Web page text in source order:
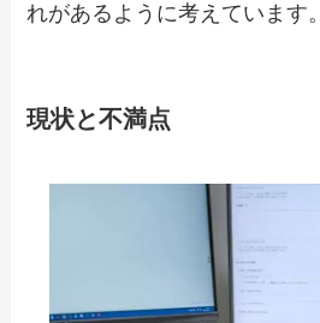
れがあるように考えています。
現状と不満点